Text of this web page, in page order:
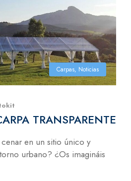
Carpas, Noticias
TRANSPARENTE
en un sitio único y
urbano? ¿Os imagináis